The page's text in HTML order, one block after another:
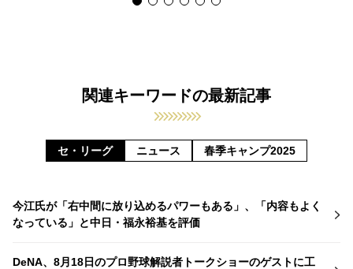
関連キーワードの最新記事
セ・リーグ ニュース 春季キャンプ2025
今江氏が「右中間に放り込めるパワーもある」、「内容もよく
なっている」と中日・福永裕基を評価
DeNA、8月18日のプロ野球解説者トークショーのゲストに工